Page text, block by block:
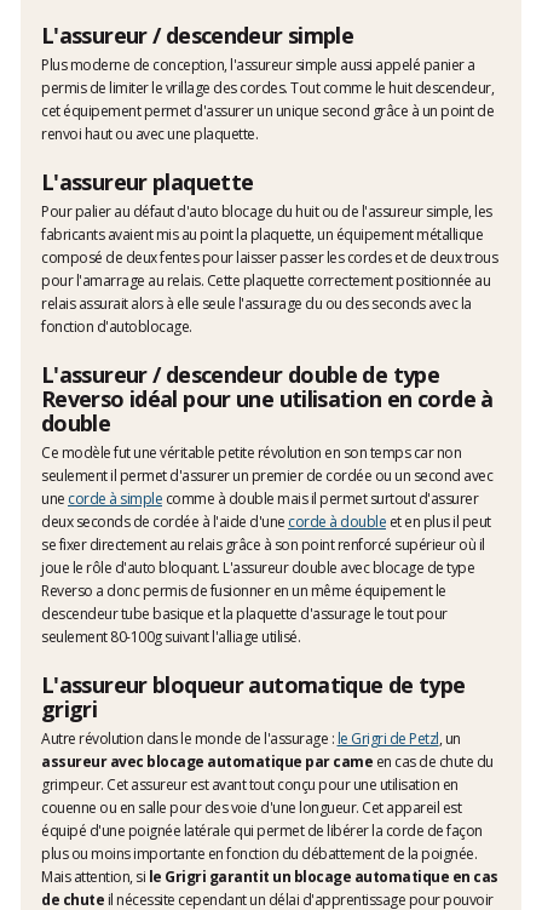
L'assureur / descendeur simple
Plus moderne de conception, l'assureur simple aussi appelé panier a
permis de limiter le vrillage des cordes. Tout comme le huit descendeur,
cet équipement permet d'assurer un unique second grâce à un point de
renvoi haut ou avec une plaquette.
L'assureur plaquette
Pour palier au défaut d'auto blocage du huit ou de l'assureur simple, les
fabricants avaient mis au point la plaquette, un équipement métallique
composé de deux fentes pour laisser passer les cordes et de deux trous
pour l'amarrage au relais. Cette plaquette correctement positionnée au
relais assurait alors à elle seule l'assurage du ou des seconds avec la
fonction d'autoblocage.
L'assureur / descendeur double de type
Reverso idéal pour une utilisation en corde à
double
Ce modèle fut une véritable petite révolution en son temps car non
seulement il permet d'assurer un premier de cordée ou un second avec
une corde à simple comme à double mais il permet surtout d'assurer
deux seconds de cordée à l'aide d'une corde à double et en plus il peut
se fixer directement au relais grâce à son point renforcé supérieur où il
joue le rôle d'auto bloquant. L'assureur double avec blocage de type
Reverso a donc permis de fusionner en un même équipement le
descendeur tube basique et la plaquette d'assurage le tout pour
seulement 80-100g suivant l'alliage utilisé.
L'assureur bloqueur automatique de type
grigri
Autre révolution dans le monde de l'assurage : le Grigri de Petzl, un
assureur avec blocage automatique par came en cas de chute du
grimpeur. Cet assureur est avant tout conçu pour une utilisation en
couenne ou en salle pour des voie d'une longueur. Cet appareil est
équipé d'une poignée latérale qui permet de libérer la corde de façon
plus ou moins importante en fonction du débattement de la poignée.
Mais attention, si le Grigri garantit un blocage automatique en cas
de chute il nécessite cependant un délai d'apprentissage pour pouvoir